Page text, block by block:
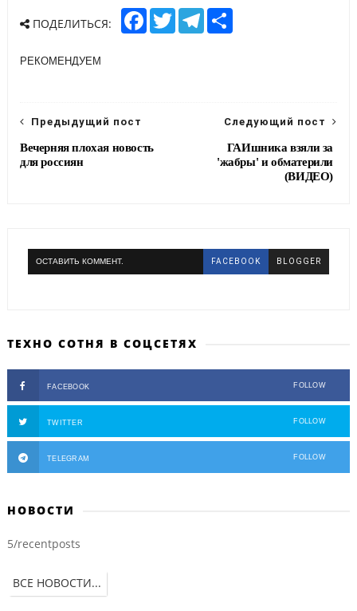
ПОДЕЛИТЬСЯ:
F
T
w
T
e
S
РЕКОМЕНДУЕМ
Следующий пост
ГАИшника взяли за
'жабры' и обматерили
(ВИДЕО)
Предыдущий пост
Вечерняя плохая новость
для россиян
ОСТАВИТЬ КОММЕНТ. FACEBOOK BLOGGER
ТЕХНО СОТНЯ В СОЦСЕТЯХ
FACEBOOK FOLLOW
TWITTER FOLLOW
TELEGRAM FOLLOW
НОВОСТИ
5/recentposts
ВСЕ НОВОСТИ...